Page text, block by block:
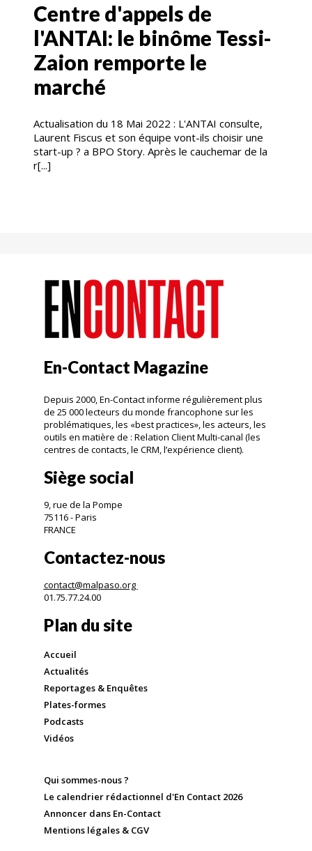
Centre d'appels de
l'ANTAI: le binôme Tessi-
Zaion remporte le
marché
Actualisation du 18 Mai 2022 : L'ANTAI consulte,
Laurent Fiscus et son équipe vont-ils choisir une
start-up ? a BPO Story. Après le cauchemar de la
r[...]
En-Contact Magazine
Depuis 2000, En-Contact informe régulièrement plus
de 25 000 lecteurs du monde francophone sur les
problématiques, les «best practices», les acteurs, les
outils en matière de : Relation Client Multi-canal (les
centres de contacts, le CRM, l’expérience client).
Siège social
9, rue de la Pompe
75116 - Paris
FRANCE
Contactez-nous
contact@malpaso.org
01.75.77.24.00
Plan du site
Accueil
Actualités
Reportages & Enquêtes
Plates-formes
Podcasts
Vidéos
Qui sommes-nous ?
Le calendrier rédactionnel d'En Contact 2026
Annoncer dans En-Contact
Mentions légales & CGV